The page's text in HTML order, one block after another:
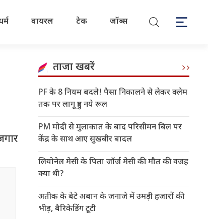
वायरल टेक जॉब्स
ताजा खबरें
PF के 8 नियम बदले! पैसा निकालने से लेकर क्लेम
तक पर लागू हुए नये रूल
PM मोदी से मुलाकात के बाद परिसीमन बिल पर
केंद्र के साथ आए सुखबीर बादल
लियोनेल मेसी के पिता जॉर्ज मेसी की मौत की वजह
क्या थी?
अतीक के बेटे अबान के जनाजे में उमड़ी हजारों की
भीड़, बैरिकेडिंग टूटी